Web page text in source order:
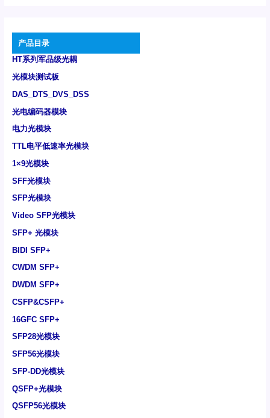
产品目录
HT系列军品级光耦
光模块测试板
DAS_DTS_DVS_DSS
光电编码器模块
电力光模块
TTL电平低速率光模块
1×9光模块
SFF光模块
SFP光模块
Video SFP光模块
SFP+ 光模块
BIDI SFP+
CWDM SFP+
DWDM SFP+
CSFP&CSFP+
16GFC SFP+
SFP28光模块
SFP56光模块
SFP-DD光模块
QSFP+光模块
QSFP56光模块